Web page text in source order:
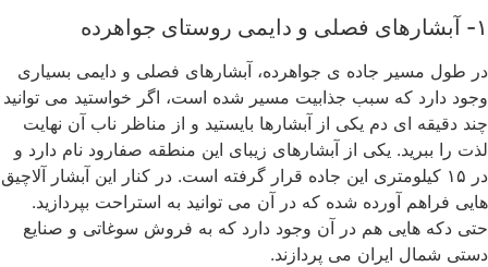
۱- آبشارهای فصلی و دایمی روستای جواهرده
در طول مسیر جاده ی جواهرده، آبشارهای فصلی و دایمی بسیاری
وجود دارد که سبب جذابیت مسیر شده است، اگر خواستید می توانید
چند دقیقه ای دم یکی از آبشارها بایستید و از مناظر ناب آن نهایت
لذت را ببرید. یکی از آبشارهای زیبای این منطقه صفارود نام دارد و
در ۱۵ کیلومتری این جاده قرار گرفته است. در کنار این آبشار آلاچیق
هایی فراهم آورده شده که در آن می توانید به استراحت بپردازید.
حتی دکه هایی هم در آن وجود دارد که به فروش سوغاتی و صنایع
دستی شمال ایران می پردازند.